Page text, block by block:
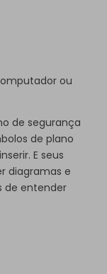
ou
de segurança
de plano
E seus
diagramas e
de entender